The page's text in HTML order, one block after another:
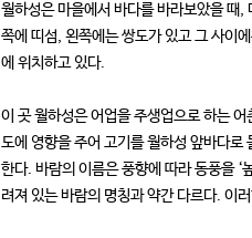
월하성은 마을에서 바다를 바라보았을 때,
쪽에 띠섬, 왼쪽에는 쌍도가 있고 그 사이
에 위치하고 있다.
이 곳 월하성은 어업을 주생업으로 하는
도에 영향을 주어 고기를 월하성 앞바다로
한다. 바람의 이름은 풍향에 따라 동풍을 ‘
려져 있는 바람의 명칭과 약간 다르다. 이